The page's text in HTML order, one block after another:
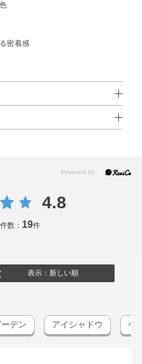
密着感
ジョウ・マイカ・酸化チタ
4.8
数： 19件
表示：新しい順
デン アイシャドウ ベ